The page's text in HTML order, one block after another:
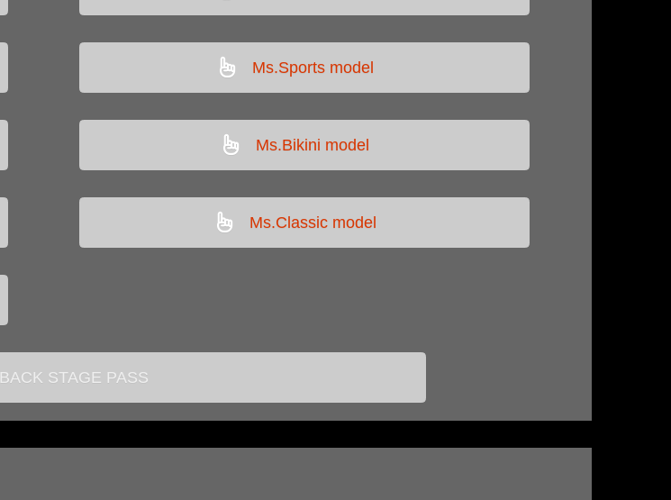
Ms.Sports model
Ms.Bikini model
Ms.Classic model
BACK STAGE PASS